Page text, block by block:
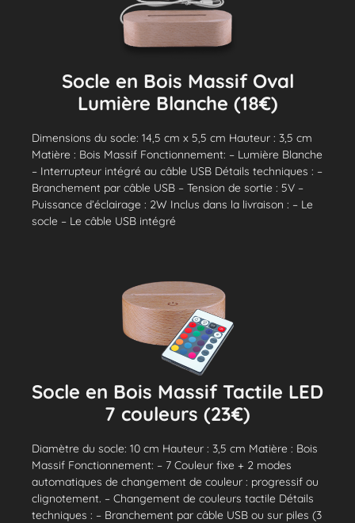
Socle en Bois Massif Oval
Lumière Blanche (18€)
Dimensions du socle: 14,5 cm x 5,5 cm Hauteur : 3,5 cm
Matière : Bois Massif Fonctionnement: – Lumière Blanche
– Interrupteur intégré au câble USB Détails techniques : –
Branchement par câble USB – Tension de sortie : 5V –
Puissance d’éclairage : 2W Inclus dans la livraison : – Le
socle – Le câble USB intégré
Socle en Bois Massif Tactile LED
7 couleurs (23€)
Diamètre du socle: 10 cm Hauteur : 3,5 cm Matière : Bois
Massif Fonctionnement: – 7 Couleur fixe + 2 modes
automatiques de changement de couleur : progressif ou
clignotement. – Changement de couleurs tactile Détails
techniques : – Branchement par câble USB ou sur piles (3